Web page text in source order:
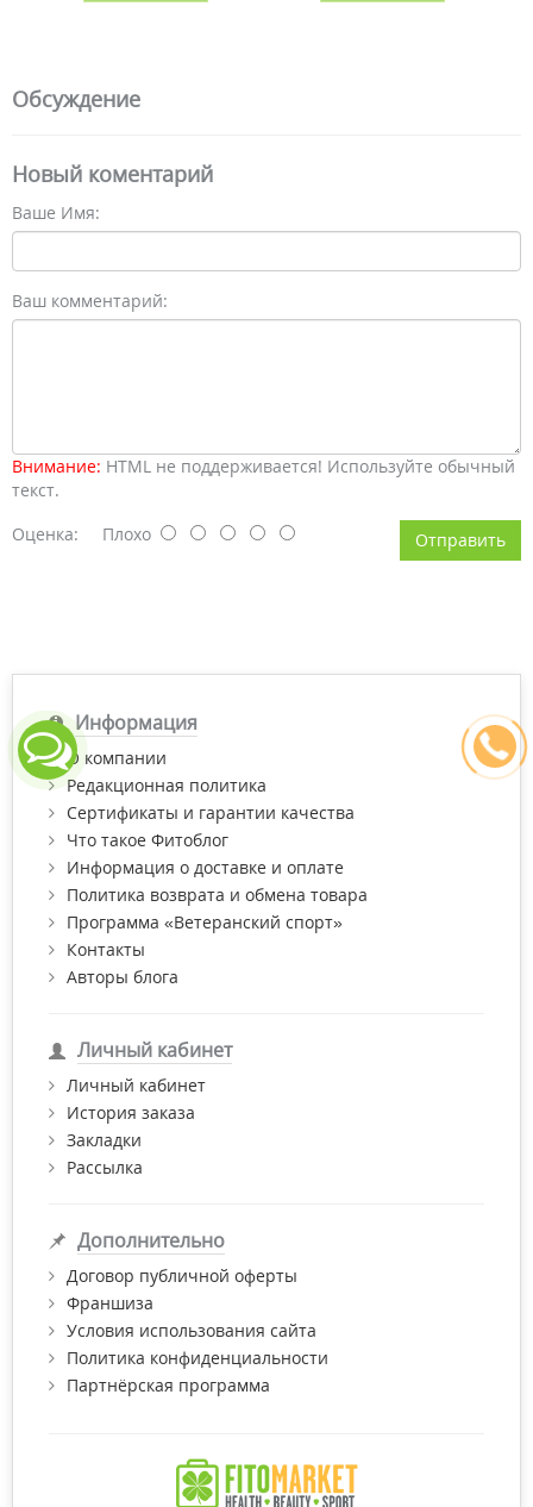
Обсуждение
Новый коментарий
Ваше Имя:
Ваш комментарий:
Внимание: HTML не поддерживается! Используйте обычный
текст.
Оценка: Плохо Отправить
Информация
О компании
Редакционная политика
Сертификаты и гарантии качества
Что такое Фитоблог
Информация о доставке и оплате
Политика возврата и обмена товара
Программа «Ветеранский спорт»
Контакты
Авторы блога
Личный кабинет
Личный кабинет
История заказа
Закладки
Рассылка
Дополнительно
Договор публичной оферты
Франшиза
Условия использования сайта
Политика конфиденциальности
Партнёрская программа